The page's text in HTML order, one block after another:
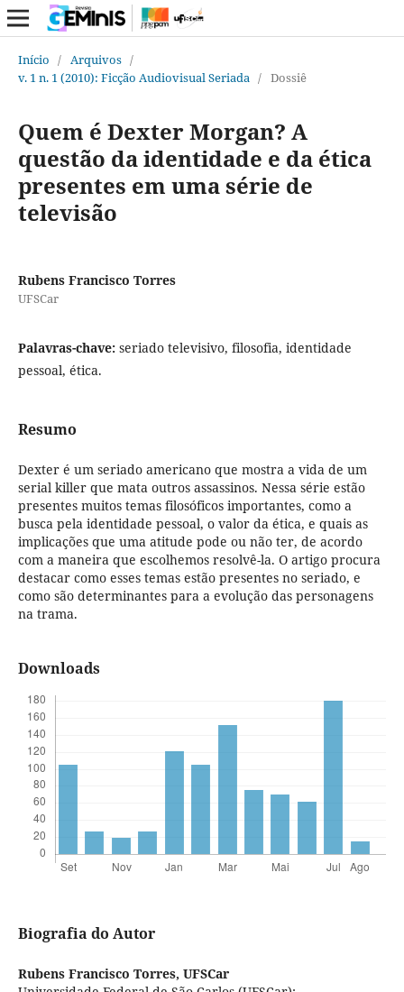
Início / Arquivos /
v. 1 n. 1 (2010): Ficção Audiovisual Seriada / Dossiê
Quem é Dexter Morgan? A
questão da identidade e da ética
presentes em uma série de
televisão
Rubens Francisco Torres
UFSCar
Palavras-chave: seriado televisivo, filosofia, identidade
pessoal, ética.
Resumo
Dexter é um seriado americano que mostra a vida de um
serial killer que mata outros assassinos. Nessa série estão
presentes muitos temas filosóficos importantes, como a
busca pela identidade pessoal, o valor da ética, e quais as
implicações que uma atitude pode ou não ter, de acordo
com a maneira que escolhemos resolvê-la. O artigo procura
destacar como esses temas estão presentes no seriado, e
como são determinantes para a evolução das personagens
na trama.
Downloads
Biografia do Autor
Rubens Francisco Torres, UFSCar